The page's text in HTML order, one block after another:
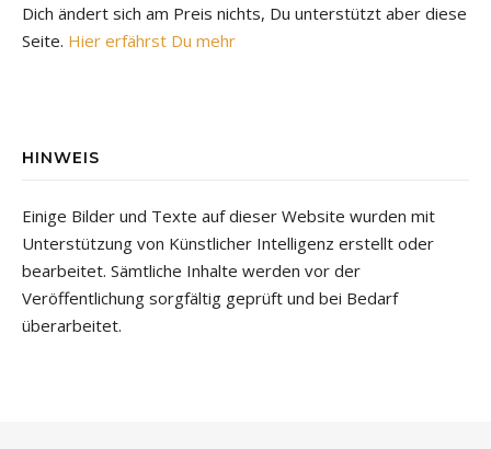
Dich ändert sich am Preis nichts, Du unterstützt aber diese
Seite. Hier erfährst Du mehr
HINWEIS
Einige Bilder und Texte auf dieser Website wurden mit
Unterstützung von Künstlicher Intelligenz erstellt oder
bearbeitet. Sämtliche Inhalte werden vor der
Veröffentlichung sorgfältig geprüft und bei Bedarf
überarbeitet.